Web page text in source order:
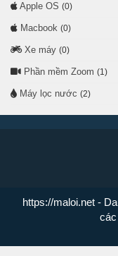
Apple OS (0)
Macbook (0)
Xe máy (0)
Phần mềm Zoom (1)
Máy lọc nước (2)
https://maloi.net -